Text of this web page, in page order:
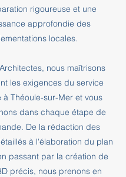
rigoureuse et une
approfondie des
locales.
nous maîtrisons
les exigences du service
à Théoule-sur-Mer et vous
dans chaque étape de
De la rédaction des
à l'élaboration du plan
passant par la création de
précis, nous prenons en